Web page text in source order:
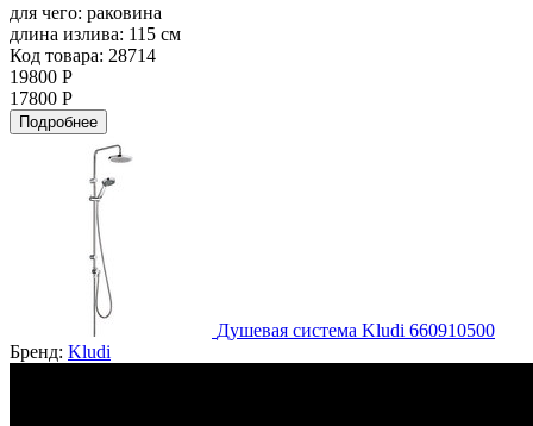
для чего: раковина
длина излива: 115 см
Код товара: 28714
19800 Р
17800 Р
Подробнее
Душевая система Kludi 660910500
Бренд: Kludi